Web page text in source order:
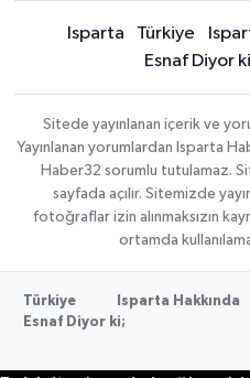
Isparta Türkiye
Esnaf Diyor
Sitede yayınlanan içerik ve
Yayınlanan yorumlardan Isparta
Haber32 sorumlu tutulamaz.
sayfada açılır. Sitemizde
fotoğraflar izin alınmaksızın
ortamda
Türkiye
Isparta Hakkında
Esnaf Diyor ki;